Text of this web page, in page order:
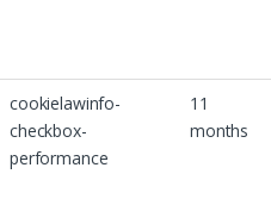
cookielawinfo-
checkbox-
performance
11
months